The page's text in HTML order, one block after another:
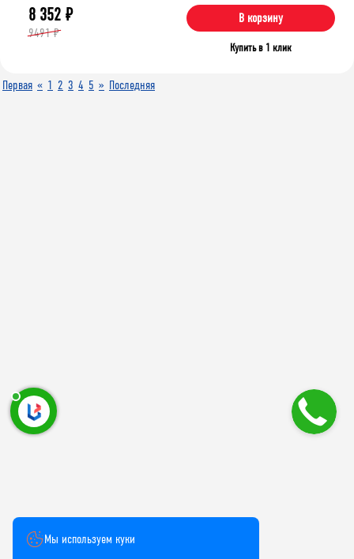
8 352 ₽
9491 ₽
В корзину
Купить в 1 клик
Первая « 1 2 3 4 5 » Последняя
Мы используем куки